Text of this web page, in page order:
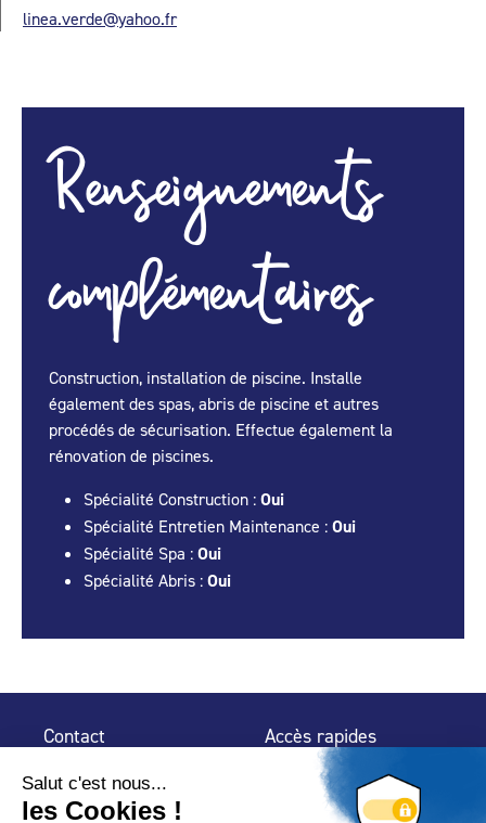
linea.verde@yahoo.fr
Renseignements
complémentaires
Construction, installation de piscine. Installe
également des spas, abris de piscine et autres
procédés de sécurisation. Effectue également la
rénovation de piscines.
Spécialité Construction : Oui
Spécialité Entretien Maintenance : Oui
Spécialité Spa : Oui
Spécialité Abris : Oui
Contact
32 rue de Mogador
75 009 Paris
Accès rapides
Espace Presse